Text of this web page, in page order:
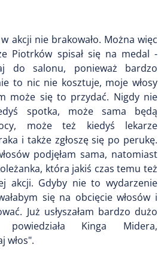
akcji nie brakowało. Można więc
Piotrków spisał się na medal -
do salonu, ponieważ bardzo
to nic nie kosztuje, moje włosy
może się to przydać. Nigdy nie
spotka, może sama będą
może też kiedyś lekarze
i także zgłoszę się po perukę.
podjęłam sama, natomiast
która jakiś czas temu też
akcji. Gdyby nie to wydarzenie
się na obcięcie włosów i
Już usłyszałam bardzo dużo
Kinga Midera,
włos".